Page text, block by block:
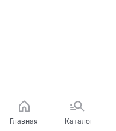
Главная Каталог